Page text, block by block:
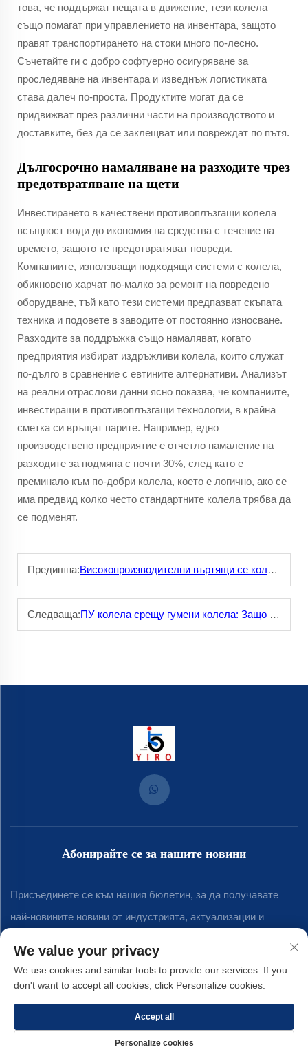
това, че поддържат нещата в движение, тези колела
също помагат при управлението на инвентара, защото
правят транспортирането на стоки много по-лесно.
Съчетайте ги с добро софтуерно осигуряване за
проследяване на инвентара и изведнъж логистиката
става далеч по-проста. Продуктите могат да се
придвижват през различни части на производството и
доставките, без да се заклещват или повреждат по пътя.
Дългосрочно намаляване на разходите чрез
предотвратяване на щети
Инвестирането в качествени противоплъзгащи колела
всъщност води до икономия на средства с течение на
времето, защото те предотвратяват повреди.
Компаниите, използващи подходящи системи с колела,
обикновено харчат по-малко за ремонт на повредено
оборудване, тъй като тези системи предпазват скъпата
техника и подовете в заводите от постоянно износване.
Разходите за поддръжка също намаляват, когато
предприятия избират издръжливи колела, които служат
по-дълго в сравнение с евтините алтернативи. Анализът
на реални отраслови данни ясно показва, че компаниите,
инвестиращи в противоплъзгащи технологии, в крайна
сметка си връщат парите. Например, едно
производствено предприятие е отчетло намаление на
разходите за подмяна с почти 30%, след като е
преминало към по-добри колела, което е логично, ако се
има предвид колко често стандартните колела трябва да
се подменят.
Предишна:Високопроизводителни въртящи се колела: Намаляване на триенето и износването
Следваща:ПУ колела срещу гумени колела: Защо ПУ е по-добрият избор
Абонирайте се за нашите новини
Присъединете се към нашия бюлетин, за да получавате
най-новините новини от индустрията, актуализации и
Абонирай се
Политика за поверителност
We value your privacy
We use cookies and similar tools to provide our services. If you
don't want to accept all cookies, click Personalize cookies.
Personalize cookies
Accept all